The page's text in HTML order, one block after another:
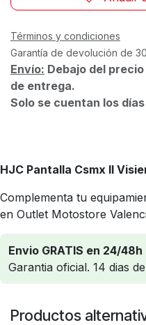
Términos y condiciones
Garantía de devolución de
Envío: Debajo del
de entrega.
Solo se cuentan los
HJC Pantalla Csmx II
Complementa tu
en Outlet Motostore
Envio GRATIS en 24/48h
Garantia oficial. 14 dias
Productos